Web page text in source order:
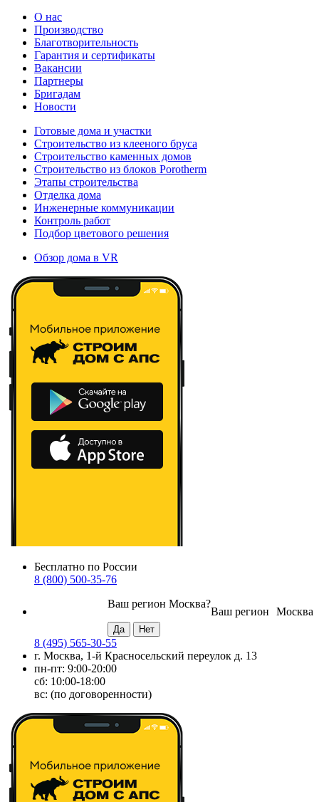
О нас
Производство
Благотворительность
Гарантия и сертификаты
Вакансии
Партнеры
Бригадам
Новости
Готовые дома и участки
Строительство из клееного бруса
Строительство каменных домов
Строительство из блоков Porotherm
Этапы строительства
Отделка дома
Инженерные коммуникации
Контроль работ
Подбор цветового решения
Обзор дома в VR
Бесплатно по России
8 (800) 500-35-76
Москва
Ваш регион
Ваш регион Москва?
8 (495) 565-30-55
г. Москва, 1-й Красносельский переулок д. 13
пн-пт: 9:00-20:00
сб: 10:00-18:00
вс: (по договоренности)